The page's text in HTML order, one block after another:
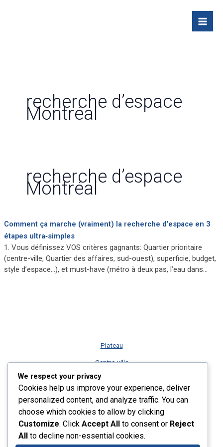
recherche d’espace
Montréal
recherche d’espace
Montréal
Comment ça marche (vraiment) la recherche d’espace en 3
étapes ultra‑simples
1. Vous définissez VOS critères gagnants: Quartier prioritaire
(centre-ville, Quartier des affaires, sud-ouest), superficie, budget,
style d’espace…), et must-have (métro à deux pas, l’eau dans…
Plateau
Centre-ville
Vieux-Montréal
Rive-Sud
Nos services
Plus récents listings
We respect your privacy
Cookies help us improve your experience, deliver
personalized content, and analyze traffic. You can
choose which cookies to allow by clicking
Customize. Click Accept All to consent or Reject
All to decline non-essential cookies.